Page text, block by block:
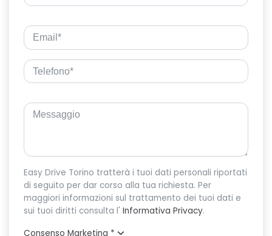
Easy Drive Torino tratterà i tuoi dati personali riportati
di seguito per dar corso alla tua richiesta. Per
maggiori informazioni sul trattamento dei tuoi dati e
sui tuoi diritti consulta l' Informativa Privacy.
Consenso Marketing *